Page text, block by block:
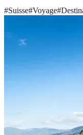
#Suisse#Voyage#